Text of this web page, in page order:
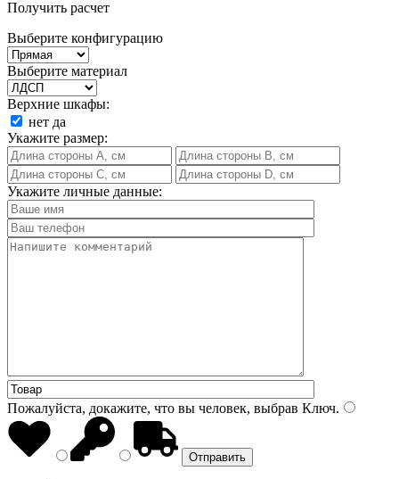
Получить расчет
Выберите конфигурацию
Выберите материал
Верхние шкафы:
нет да
Укажите размер:
Укажите личные данные:
Пожалуйста, докажите, что вы человек, выбрав Ключ.